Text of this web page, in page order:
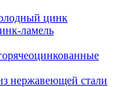
цинк
ламель
нержавеющей стали